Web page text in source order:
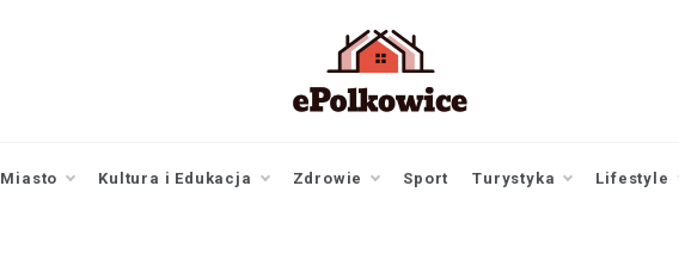
Polkowic
Miasto Kultura i Edukacja Zdrowie Sport Turystyka Lifestyle